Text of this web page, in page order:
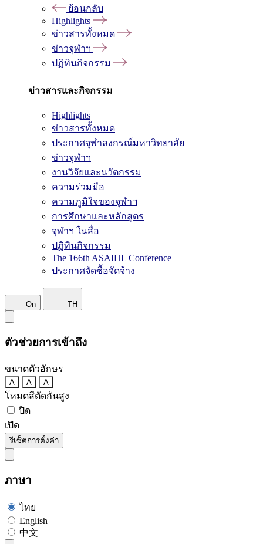
ย้อนกลับ
Highlights
ข่าวสารทั้งหมด
ข่าวจุฬาฯ
ปฏิทินกิจกรรม
ข่าวสารและกิจกรรม
Highlights
ข่าวสารทั้งหมด
ประกาศจุฬาลงกรณ์มหาวิทยาลัย
ข่าวจุฬาฯ
งานวิจัยและนวัตกรรม
ความร่วมมือ
ความภูมิใจของจุฬาฯ
การศึกษาและหลักสูตร
จุฬาฯ ในสื่อ
ปฏิทินกิจกรรม
The 166th ASAIHL Conference
ประกาศจัดซื้อจัดจ้าง
On TH
ตัวช่วยการเข้าถึง
ขนาดตัวอักษร
A A A
โหมดสีตัดกันสูง
ปิด
เปิด
รีเซ็ตการตั้งค่า
ภาษา
ไทย
English
中文